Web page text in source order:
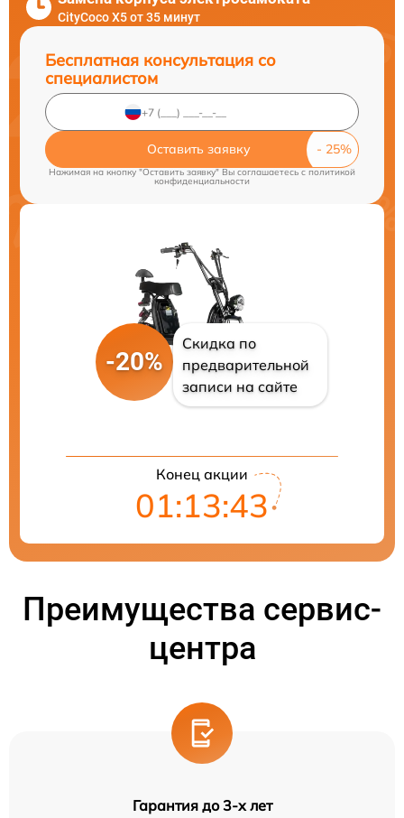
CityCoco X5 от 35 минут
Бесплатная консультация со
специалистом
Оставить заявку
Нажимая на кнопку "Оставить заявку" Вы соглашаетесь cполитикой
конфиденциальности
-20%
Скидка по
предварительной
записи на сайте
Конец акции
01:13:42
Преимущества сервис-
центра
Гарантия до 3-х лет